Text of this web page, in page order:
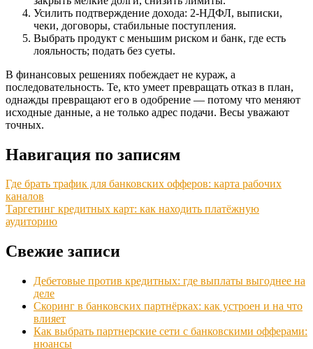
Усилить подтверждение дохода: 2‑НДФЛ, выписки,
чеки, договоры, стабильные поступления.
Выбрать продукт с меньшим риском и банк, где есть
лояльность; подать без суеты.
В финансовых решениях побеждает не кураж, а
последовательность. Те, кто умеет превращать отказ в план,
однажды превращают его в одобрение — потому что меняют
исходные данные, а не только адрес подачи. Весы уважают
точных.
Навигация по записям
Где брать трафик для банковских офферов: карта рабочих
каналов
Таргетинг кредитных карт: как находить платёжную
аудиторию
Свежие записи
Дебетовые против кредитных: где выплаты выгоднее на
деле
Скоринг в банковских партнёрках: как устроен и на что
влияет
Как выбрать партнерские сети с банковскими офферами:
нюансы